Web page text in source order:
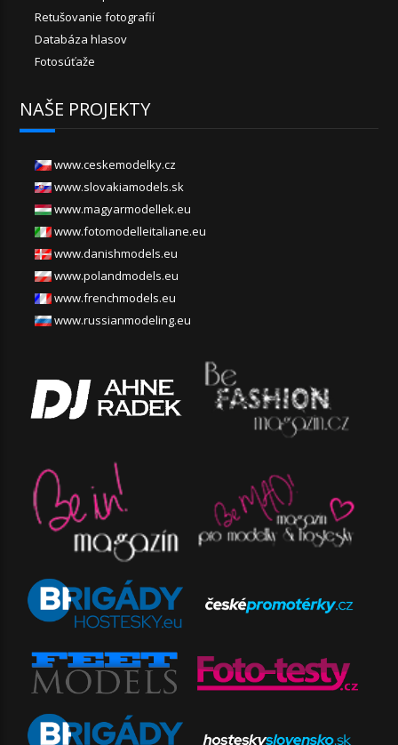
Retušovanie fotografií
Databáza hlasov
Fotosúťaže
NAŠE PROJEKTY
www.ceskemodelky.cz
www.slovakiamodels.sk
www.magyarmodellek.eu
www.fotomodelleitaliane.eu
www.danishmodels.eu
www.polandmodels.eu
www.frenchmodels.eu
www.russianmodeling.eu